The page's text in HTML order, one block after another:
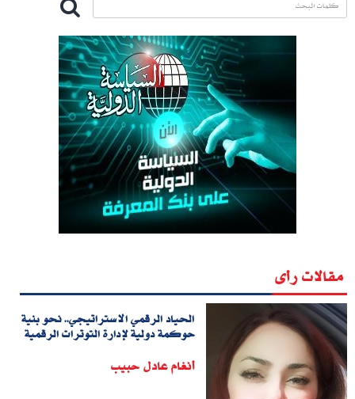
مقالات رأى
الحياد الرقمي الاستراتيجي.. نحو بنية
حوكمة دولية لإدارة التوترات الرقمية
أنغام عادل حبيب